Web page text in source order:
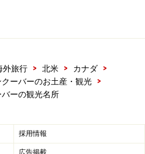
外旅行 > 北米 > カナダ
>
クーバーのお土産・観光
>
ーの観光名所
採用情報
広告掲載